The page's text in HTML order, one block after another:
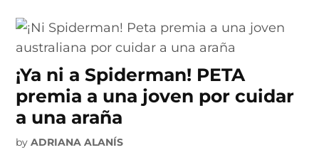
¡Ya ni a Spiderman! PETA
premia a una joven por cuidar
a una araña
by ADRIANA ALANÍS